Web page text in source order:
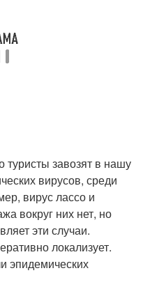
завозят в нашу
вирусов, среди
вирус лассо и
вокруг них нет, но
эти случаи.
локализует.
эпидемических